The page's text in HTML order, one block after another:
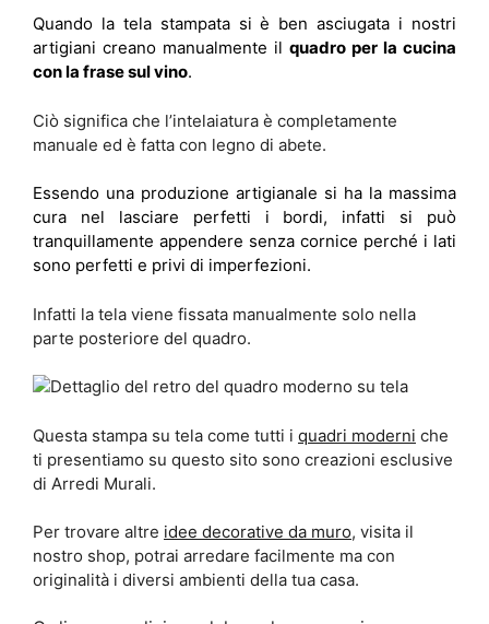
Quando la tela stampata si è ben asciugata i nostri
artigiani creano manualmente il quadro per la cucina
con la frase sul vino.
Ciò significa che l’intelaiatura è completamente
manuale ed è fatta con legno di abete.
Essendo una produzione artigianale si ha la massima
cura nel lasciare perfetti i bordi, infatti si può
tranquillamente appendere senza cornice perché i lati
sono perfetti e privi di imperfezioni.
Infatti la tela viene fissata manualmente solo nella
parte posteriore del quadro.
Questa stampa su tela come tutti i quadri moderni che
ti presentiamo su questo sito sono creazioni esclusive
di Arredi Murali.
Per trovare altre idee decorative da muro, visita il
nostro shop, potrai arredare facilmente ma con
originalità i diversi ambienti della tua casa.